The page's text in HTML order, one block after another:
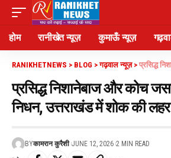
होम रानीखेत न्यूज़ कुमाऊँ न्यूज़
RANIKHETNEWS > BLOG >गढ़वाल न्यूज़> प्रसिद्ध निशानेबाज
प्रसिद्ध निशानेबाज और कोच
निधन, उत्तराखंड में शोक की
BYकामरान कुरैशी JUNE 12, 2026 2 MIN READ